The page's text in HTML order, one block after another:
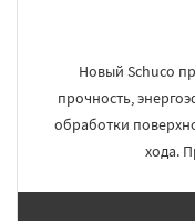
Новый Schuco
прочность,
обработки
хода.